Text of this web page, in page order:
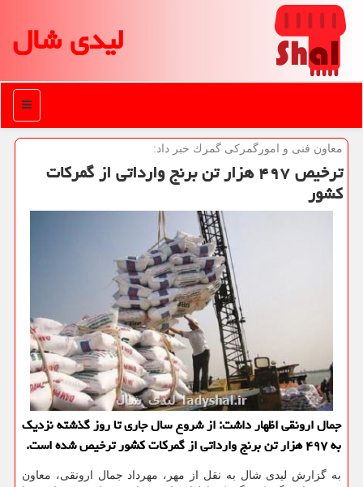
لیدی شال
منو
معاون فنی و امورگمركی گمرك خبر داد:
ترخیص ۴۹۷ هزار تن برنج وارداتی از گمركات
كشور
جمال ارونقی اظهار داشت: از شروع سال جاری تا روز گذشته نزدیك
به ۴۹۷ هزار تن برنج وارداتی از گمركات كشور ترخیص شده است.
به گزارش لیدی شال به نقل از مهر، مهرداد جمال ارونقی، معاون